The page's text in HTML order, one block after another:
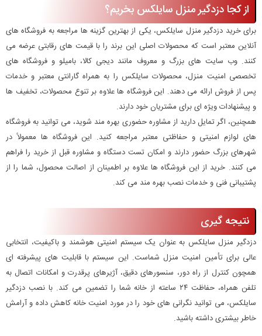
از کجا دزدگیر منزل سایلکس بخریم؟
برای خرید دزدگیر منزل سایلکس، یکی از بهترین گزینه ها مراجعه به فروشگاه های
آنلاین معتبر است که محصولات اصلی این برند را با قیمت های رقابتی عرضه می
کنند. وب سایت های بزرگ و معروف مانند دیجی کالا، بامیلو و فروشگاه های
تخصصی امنیت منزل، محصولات سایلکس را به همراه گارانتی معتبر و خدمات
پس از فروش ارائه می دهند. این فروشگاه ها علاوه بر تنوع محصولات، تخفیف ها
و پیشنهادات ویژه ای برای مشتریان خود دارند.
همچنین، اگر تمایل دارید از مشاوره حضوری بهره مند شوید، می توانید به فروشگاه
های لوازم امنیتی و حفاظتی معتبر مراجعه کنید. این فروشگاه ها معمولاً در
شهرهای بزرگ حضور دارند و امکان تست دستگاه و مشاوره قبل از خرید را فراهم
می کنند. خرید از این فروشگاه ها علاوه بر اطمینان از اصالت محصول، شما را از
پشتیبانی فنی و خدمات نصب بهره مند می کند.
نتیجه گیری
دزدگیر منزل سایلکس به عنوان یک سیستم امنیتی هوشمند و باکیفیت، انتخابی
عالی برای تأمین امنیت منزل شماست. این سیستم با قابلیت های پیشرفته ای
همچون کنترل از راه دور، سنسورهای دقیق، آژیرهای پرقدرت و امکانات اتصال به
تلفن همراه، حفاظت ۲۴ ساعته از خانه شما را تضمین می کند. با نصب دزدگیر
سایلکس، می توانید نگرانی های خود را در مورد امنیت خانه کاهش داده و آرامش
خاطر بیشتری داشته باشید.